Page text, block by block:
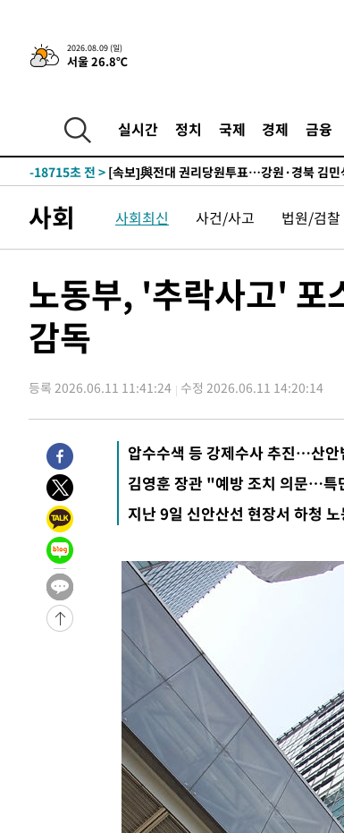
2026.08.09 (일)
서울 26.8℃
실시간 정치 국제 경제 금융
-24569초 전 >이강인 ATM 입단식에 '상암벌 들썩'…"세계적
-23565초 전 >태풍 돌핀, 중 저장성 타이저우시 해안에 상륙
-19541초 전 >
[속보]與 강원·TK 당원투표 합산 김민석
44.40%
-18875초 전 >
44.53%
-18715초 전 > [속보]與전대 권리당원투표…강원·경북 김민
45.71%
-18424초 전 >
[속보]與 당대표 경선, 대구 권리당원 투표 정
-18221초 전 >[속보]與 당대표 경선, 강원 권리당원 투표
-8781초 전 >[속보]장은수, KLPGA 제주삼다수 역전 우승…
-4146초 전 >
-4073초 전 >
-2097초 전 >이강인, 오늘 서울서 AT마드리드 입단식…'전례
3시간 전 >'여긴 20도, 저긴 50도'…열화상 카메라로 본 폭
3시간 전 >
콜롬비아 신임 우파 대통령 취임 하루만에 차량폭
-30427초 전 >
'AT마드리드 7번' 이강인, 맨시티 상대로 비공
-29929초 전 >
-27993초 전 >
네타냐후, 트럼프의 가자 평화 2차 15개조
-24589초 전 >
-23585초 전 >
태풍 돌핀, 중 저장성 타이저우시 해안에 상륙
-20931초 전 >
AT마드리드 데뷔 앞둔 이강인, 맨시티전 선발
-19561초 전 >
[속보]與 강원·TK 당원투표 합산 김민석
與 강원·TK 당원투표 합산 김민석 46.01%
[속보]與전대 권리당원투표…강원·경북 김
[속보]與 당대표 경선, 경북 권리당원 투표
[속보]與 당대표 경선, 대구 권리당원 투표
[속보]與 당대표 경선, 강원 권리당원 투표
"일본축구협회, 대한축구협회 성 접대 의혹
[속보]장은수, KLPGA 제주삼다수 역전 우승
"얼마나 더웠으면"…안동 물길공원서 헤엄친
사회 사회최신 사건/사고 법원/검찰
노동부, '추락사고' 포
감독
등록 2026.06.11 11:41:24 수정 2026.06.11 14:20:14
압수수색 등 강제수사 추진…산안
김영훈 장관 "예방 조치 의문…특
지난 9일 신안산선 현장서 하청